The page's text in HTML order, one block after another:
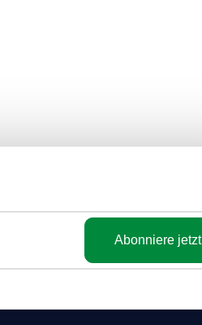
Abonniere jetzt